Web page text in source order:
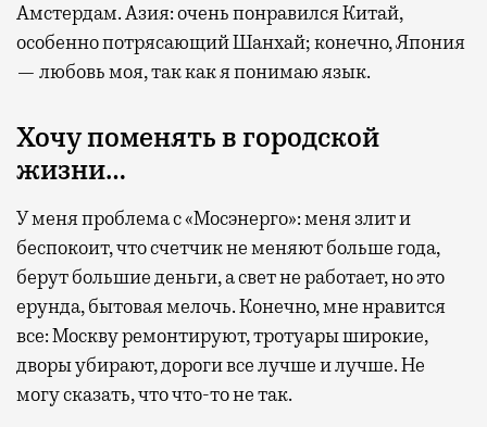
Амстердам. Азия: очень понравился Китай,
особенно потрясающий Шанхай; конечно, Япония
— любовь моя, так как я понимаю язык.
Хочу поменять в городской
жизни…
У меня проблема с «Мосэнерго»: меня злит и
беспокоит, что счетчик не меняют больше года,
берут большие деньги, а свет не работает, но это
ерунда, бытовая мелочь. Конечно, мне нравится
все: Москву ремонтируют, тротуары широкие,
дворы убирают, дороги все лучше и лучше. Не
могу сказать, что что-то не так.